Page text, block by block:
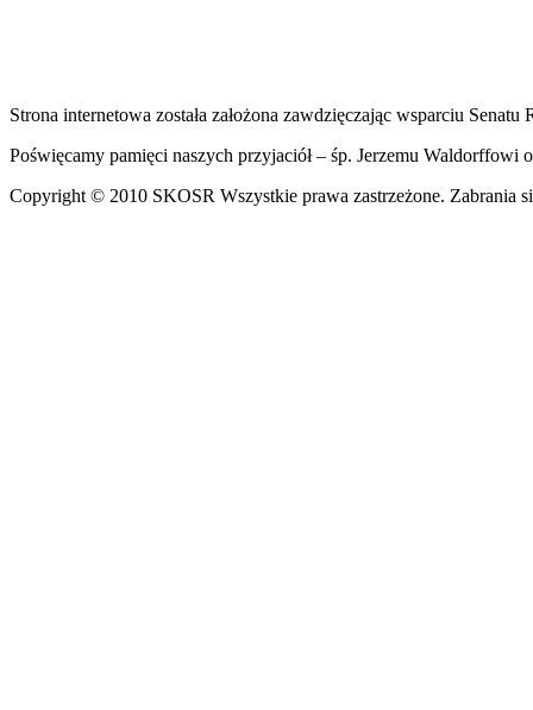
Strona internetowa została założona zawdzięczając wsparciu
Poświęcamy pamięci naszych przyjaciół – śp. Jerzemu
Copyright © 2010 SKOSR Wszystkie prawa zastrzeżone. Zabrania